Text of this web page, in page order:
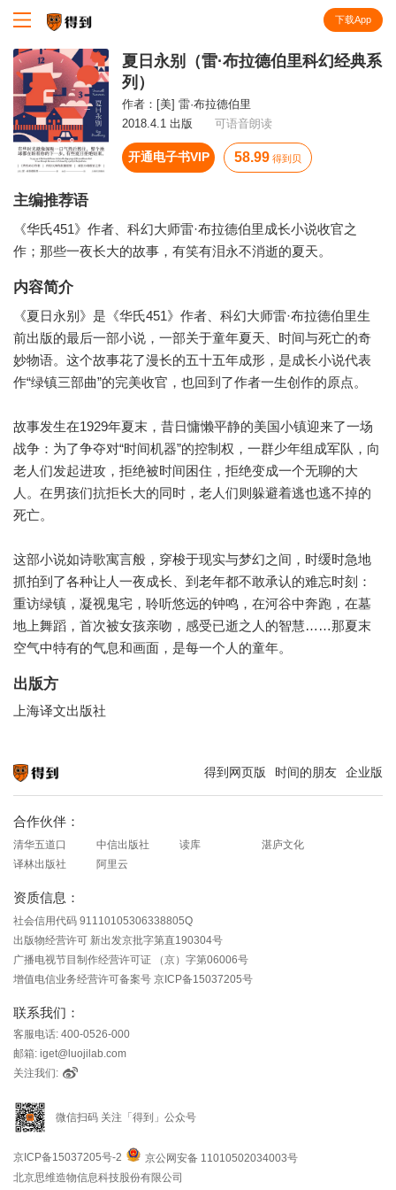
下载App
夏日永别（雷·布拉德伯里科幻经典系
列）
作者： [美] 雷·布拉德伯里
2018.4.1 出版
可语音朗读
开通电子书VIP 58.99 得到贝
主编推荐语
《华氏451》作者、科幻大师雷·布拉德伯里成长小说收官之
作；那些一夜长大的故事，有笑有泪永不消逝的夏天。
内容简介
《夏日永别》是《华氏451》作者、科幻大师雷·布拉德伯里生
前出版的最后一部小说，一部关于童年夏天、时间与死亡的奇
妙物语。这个故事花了漫长的五十五年成形，是成长小说代表
作“绿镇三部曲”的完美收官，也回到了作者一生创作的原点。
故事发生在1929年夏末，昔日慵懒平静的美国小镇迎来了一场
战争：为了争夺对“时间机器”的控制权，一群少年组成军队，向
老人们发起进攻，拒绝被时间困住，拒绝变成一个无聊的大
人。在男孩们抗拒长大的同时，老人们则躲避着逃也逃不掉的
死亡。
这部小说如诗歌寓言般，穿梭于现实与梦幻之间，时缓时急地
抓拍到了各种让人一夜成长、到老年都不敢承认的难忘时刻：
重访绿镇，凝视鬼宅，聆听悠远的钟鸣，在河谷中奔跑，在墓
地上舞蹈，首次被女孩亲吻，感受已逝之人的智慧……那夏末
空气中特有的气息和画面，是每一个人的童年。
出版方
上海译文出版社
得到网页版 时间的朋友 企业版
合作伙伴：
清华五道口 中信出版社 读库
湛庐文化
译林出版社
阿里云
资质信息：
社会信用代码 91110105306338805Q
出版物经营许可 新出发京批字第直190304号
广播电视节目制作经营许可证 （京）字第06006号
增值电信业务经营许可备案号 京ICP备15037205号
联系我们：
客服电话: 400-0526-000
邮箱: iget@luojilab.com
关注我们:
微信扫码 关注「得到」公众号
京ICP备15037205号-2
京公网安备 11010502034003号
北京思维造物信息科技股份有限公司